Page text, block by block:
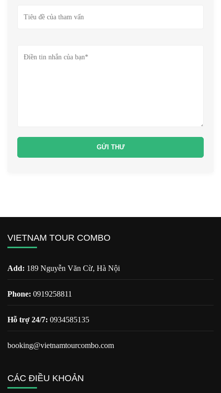
VIETNAM TOUR COMBO
Add: 189 Nguyễn Văn Cừ, Hà Nội
Phone: 0919258811
Hỗ trợ 24/7: 0934585135
booking@vietnamtourcombo.com
CÁC ĐIỀU KHOẢN